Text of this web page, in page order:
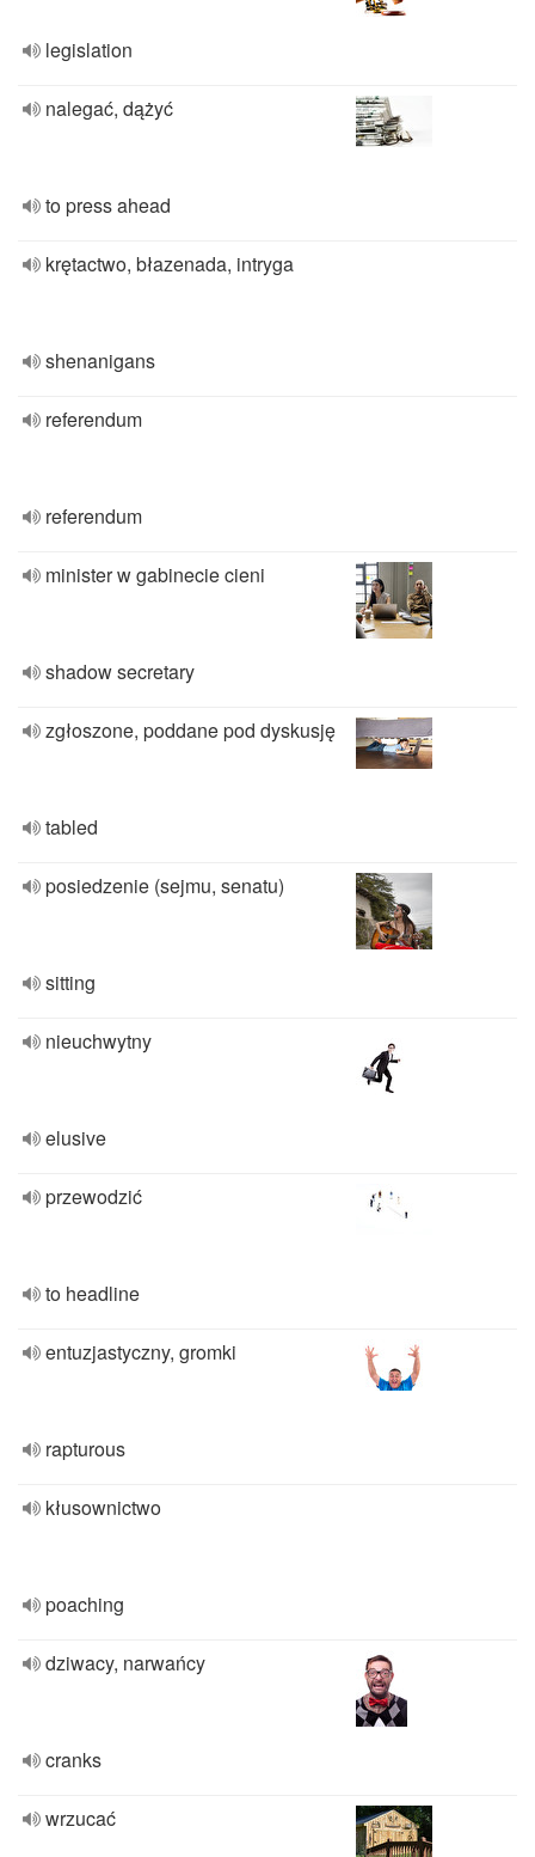
legislation
nalegać, dążyć
to press ahead
krętactwo, błazenada, intryga
shenanigans
referendum
referendum
minister w gabinecie cieni
shadow secretary
zgłoszone, poddane pod dyskusję
tabled
posiedzenie (sejmu, senatu)
sitting
nieuchwytny
elusive
przewodzić
to headline
entuzjastyczny, gromki
rapturous
kłusownictwo
poaching
dziwacy, narwańcy
cranks
wrzucać